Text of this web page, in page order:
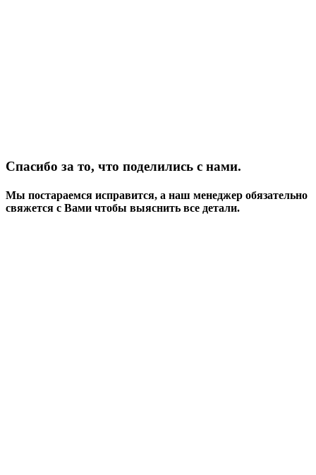
Спасибо за то, что поделились с нами.
Мы постараемся исправится, а наш менеджер обязательно
свяжется с Вами чтобы выяснить все детали.